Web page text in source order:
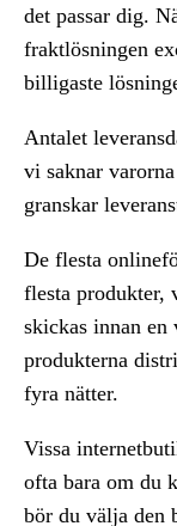
det passar dig.
fraktlösningen
billigaste
Antalet
vi saknar
granskar
De flesta
flesta produkter,
skickas innan
produkterna
fyra nätter.
Vissa
ofta bara om du
bör du välja den